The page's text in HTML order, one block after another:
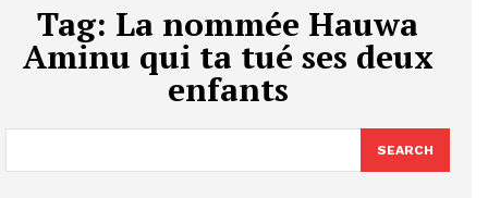
Tag: La nommée Hauwa
Aminu qui ta tué ses deux
enfants
SEARCH